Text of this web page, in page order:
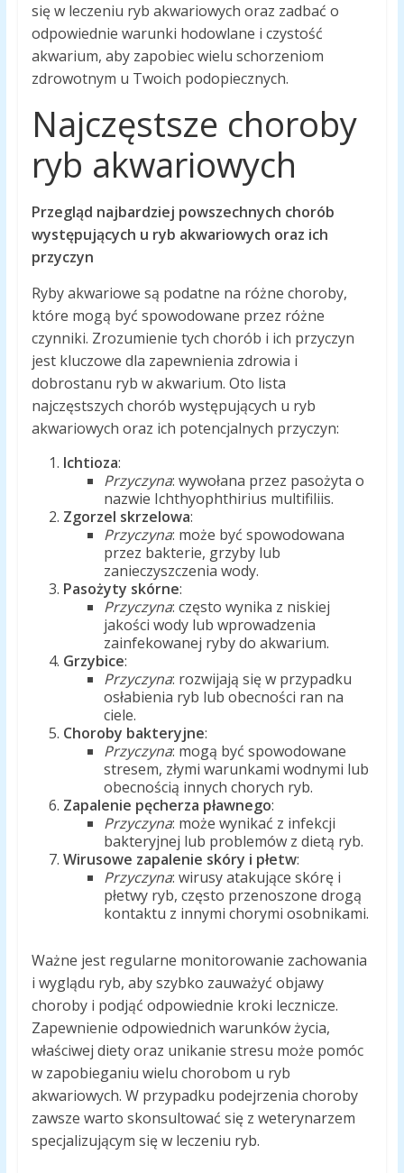
się w leczeniu ryb akwariowych oraz zadbać o
odpowiednie warunki hodowlane i czystość
akwarium, aby zapobiec wielu schorzeniom
zdrowotnym u Twoich podopiecznych.
Najczęstsze choroby
ryb akwariowych
Przegląd najbardziej powszechnych chorób
występujących u ryb akwariowych oraz ich
przyczyn
Ryby akwariowe są podatne na różne choroby,
które mogą być spowodowane przez różne
czynniki. Zrozumienie tych chorób i ich przyczyn
jest kluczowe dla zapewnienia zdrowia i
dobrostanu ryb w akwarium. Oto lista
najczęstszych chorób występujących u ryb
akwariowych oraz ich potencjalnych przyczyn:
Ichtioza:
Przyczyna: wywołana przez pasożyta o
nazwie Ichthyophthirius multifiliis.
Zgorzel skrzelowa:
Przyczyna: może być spowodowana
przez bakterie, grzyby lub
zanieczyszczenia wody.
Pasożyty skórne:
Przyczyna: często wynika z niskiej
jakości wody lub wprowadzenia
zainfekowanej ryby do akwarium.
Grzybice:
Przyczyna: rozwijają się w przypadku
osłabienia ryb lub obecności ran na
ciele.
Choroby bakteryjne:
Przyczyna: mogą być spowodowane
stresem, złymi warunkami wodnymi lub
obecnością innych chorych ryb.
Zapalenie pęcherza pławnego:
Przyczyna: może wynikać z infekcji
bakteryjnej lub problemów z dietą ryb.
Wirusowe zapalenie skóry i płetw:
Przyczyna: wirusy atakujące skórę i
płetwy ryb, często przenoszone drogą
kontaktu z innymi chorymi osobnikami.
Ważne jest regularne monitorowanie zachowania
i wyglądu ryb, aby szybko zauważyć objawy
choroby i podjąć odpowiednie kroki lecznicze.
Zapewnienie odpowiednich warunków życia,
właściwej diety oraz unikanie stresu może pomóc
w zapobieganiu wielu chorobom u ryb
akwariowych. W przypadku podejrzenia choroby
zawsze warto skonsultować się z weterynarzem
specjalizującym się w leczeniu ryb.